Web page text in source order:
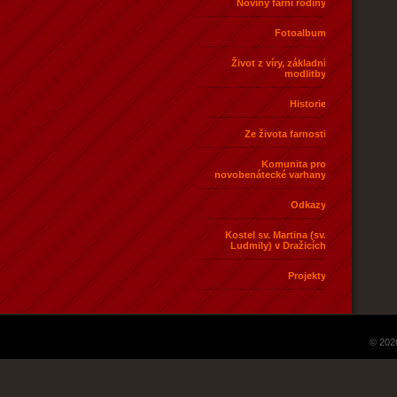
Noviny farní rodiny
Fotoalbum
Život z víry, základní
modlitby
Historie
Ze života farnosti
Komunita pro
novobenátecké varhany
Odkazy
Kostel sv. Martina (sv.
Ludmily) v Dražicích
Projekty
©